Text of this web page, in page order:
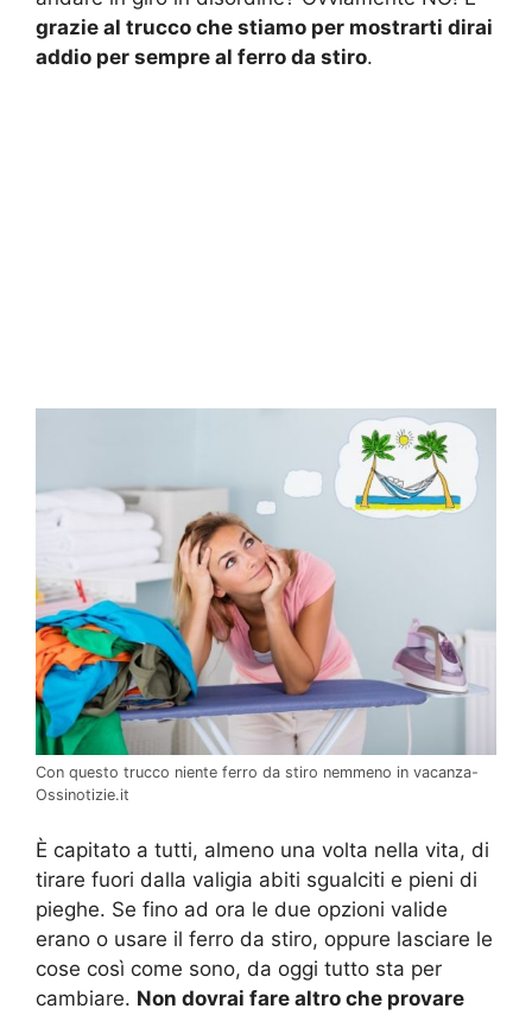
grazie al trucco che stiamo per mostrarti dirai
addio per sempre al ferro da stiro.
Con questo trucco niente ferro da stiro nemmeno in vacanza-
Ossinotizie.it
È capitato a tutti, almeno una volta nella vita, di
tirare fuori dalla valigia abiti sgualciti e pieni di
pieghe. Se fino ad ora le due opzioni valide
erano o usare il ferro da stiro, oppure lasciare le
cose così come sono, da oggi tutto sta per
cambiare. Non dovrai fare altro che provare